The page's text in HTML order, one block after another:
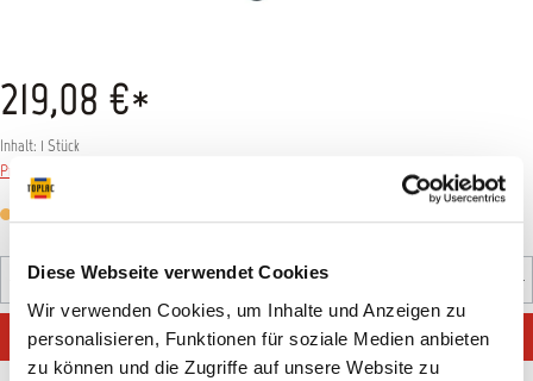
Diese Webseite verwendet Cookies
Wir verwenden Cookies, um Inhalte und Anzeigen zu
personalisieren, Funktionen für soziale Medien anbieten
zu können und die Zugriffe auf unsere Website zu
219,08 €*
Inhalt: 1 Stück
Preise inkl. MwSt. zzgl. Versandkosten
Produkt Anzahl: Gib den gewünschten Wert ein oder
IN DEN WARENKORB